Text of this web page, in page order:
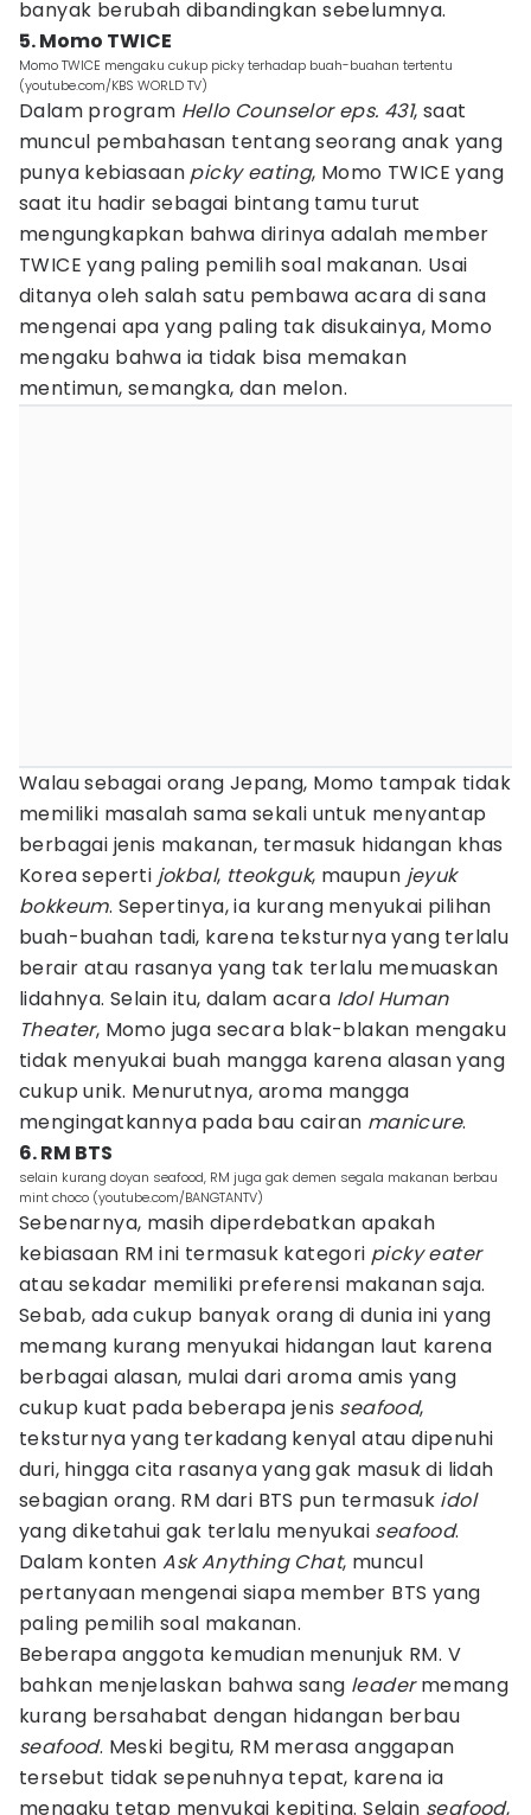
banyak berubah dibandingkan sebelumnya.
5. Momo TWICE
Momo TWICE mengaku cukup picky terhadap buah-buahan tertentu
(youtube.com/KBS WORLD TV)
Dalam program Hello Counselor eps. 431, saat
muncul pembahasan tentang seorang anak yang
punya kebiasaan picky eating, Momo TWICE yang
saat itu hadir sebagai bintang tamu turut
mengungkapkan bahwa dirinya adalah member
TWICE yang paling pemilih soal makanan. Usai
ditanya oleh salah satu pembawa acara di sana
mengenai apa yang paling tak disukainya, Momo
mengaku bahwa ia tidak bisa memakan
mentimun, semangka, dan melon.
Walau sebagai orang Jepang, Momo tampak tidak
memiliki masalah sama sekali untuk menyantap
berbagai jenis makanan, termasuk hidangan khas
Korea seperti jokbal, tteokguk, maupun jeyuk
bokkeum. Sepertinya, ia kurang menyukai pilihan
buah-buahan tadi, karena teksturnya yang terlalu
berair atau rasanya yang tak terlalu memuaskan
lidahnya. Selain itu, dalam acara Idol Human
Theater, Momo juga secara blak-blakan mengaku
tidak menyukai buah mangga karena alasan yang
cukup unik. Menurutnya, aroma mangga
mengingatkannya pada bau cairan manicure.
6. RM BTS
selain kurang doyan seafood, RM juga gak demen segala makanan berbau
mint choco (youtube.com/BANGTANTV)
Sebenarnya, masih diperdebatkan apakah
kebiasaan RM ini termasuk kategori picky eater
atau sekadar memiliki preferensi makanan saja.
Sebab, ada cukup banyak orang di dunia ini yang
memang kurang menyukai hidangan laut karena
berbagai alasan, mulai dari aroma amis yang
cukup kuat pada beberapa jenis seafood,
teksturnya yang terkadang kenyal atau dipenuhi
duri, hingga cita rasanya yang gak masuk di lidah
sebagian orang. RM dari BTS pun termasuk idol
yang diketahui gak terlalu menyukai seafood.
Dalam kontenAsk Anything Chat, muncul
pertanyaan mengenai siapa member BTS yang
paling pemilih soal makanan.
Beberapa anggota kemudian menunjuk RM. V
bahkan menjelaskan bahwa sang leadermemang
kurang bersahabat dengan hidangan berbau
seafood. Meski begitu, RM merasa anggapan
tersebut tidak sepenuhnya tepat, karena ia
mengaku tetap menyukai kepiting. Selain seafood,